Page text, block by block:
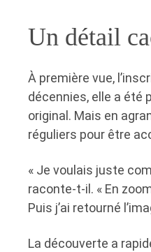
Un détail
À première vue,
décennies, elle a été
original. Mais en
réguliers pour être
« Je voulais juste
raconte-t-il. « En
Puis j’ai retourné
La découverte a